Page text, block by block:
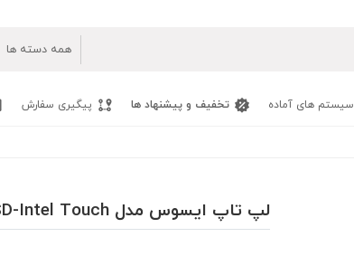
سیستم های آماده تخفیف و پیشنهاد ها پیگیری سفارش
لپ تاپ ایسوس مدل ASUS VIVOBOOK FLIP TP470EZ - I5(1135G7)-8GB-512SSD-Intel Touch